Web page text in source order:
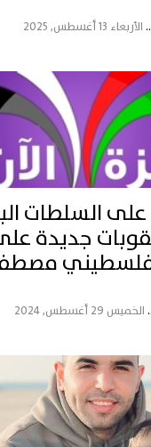
13 أغسطس, 2025
على السلطات
جديدة
29 أغسطس, 2024